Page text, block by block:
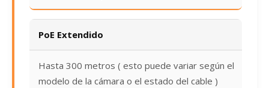
PoE Extendido
Hasta 300 metros ( esto puede variar según el
modelo de la cámara o el estado del cable )